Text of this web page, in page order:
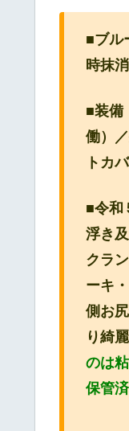
■ブル
時抹
■装備
働）
トカ
■令和
浮き
クラ
ーキ
側お
り綺
のは
保管済